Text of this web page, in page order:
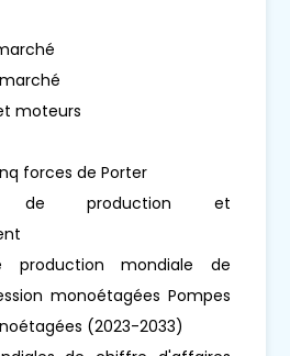
moteurs
forces de Porter
de production et
production mondiale de
monoétagées Pompes
(2023-2033)